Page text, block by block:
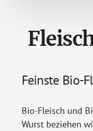
Feinste Bio-
Bio-Fleisch und
Wurst beziehen